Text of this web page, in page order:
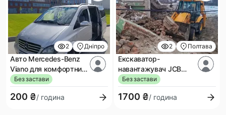
2 Дніпро
Авто Mercedes-Benz
Viano для комфортних
поїздок
Без застави
200 ₴/ година
2 Полтава
Екскаватор-
навантажувач JCB
3CX
Без застави
1700 ₴/ година